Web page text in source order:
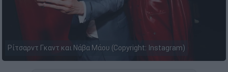
Ρίτσαρντ Γκαντ και Νάβα Μάου (Copyright: Instagram)